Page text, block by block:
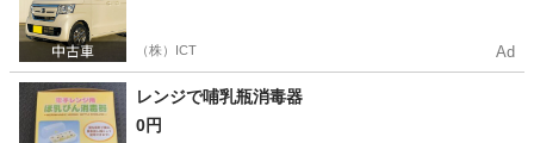
（株）ICT Ad
レンジで哺乳瓶消毒器
0円